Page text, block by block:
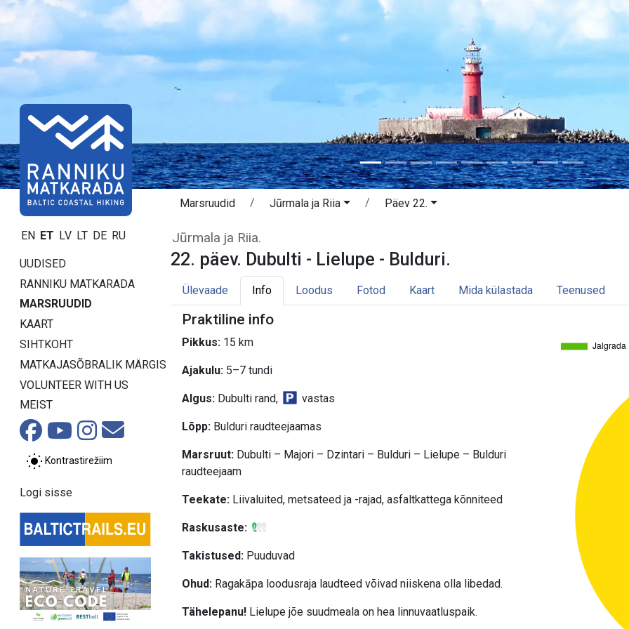
EN ET LV LT DE RU
UUDISED
RANNIKU MATKARADA
MARSRUUDID
KAART
SIHTKOHT
MATKAJASÕBRALIK MÄRGIS
VOLUNTEER WITH US
MEIST
Kontrastirežiim
Logi sisse
Marsruudid Jūrmala ja Riia Päev 22.
Päev 22. Dubulti - Lielupe - Bulduri. Jūrmala ja Riia.
Jūrmala ja Riia.
22. päev. Dubulti - Lielupe - Bulduri.
Ülevaade Info Loodus Fotod Kaart Mida külastada Teenused
Praktiline info
Pikkus: 15 km
Ajakulu: 5–7 tundi
Algus: Dubulti rand, vastas
Lõpp: Bulduri raudteejaamas
Marsruut: Dubulti – Majori – Dzintari – Bulduri – Lielupe – Bulduri
raudteejaam
Teekate: Liivaluited, metsateed ja -rajad, asfaltkattega kõnniteed
Raskusaste:
Takistused: Puuduvad
Ohud: Ragakāpa loodusraja laudteed võivad niiskena olla libedad.
Tähelepanu! Lielupe jõe suudmeala on hea linnuvaatluspaik.